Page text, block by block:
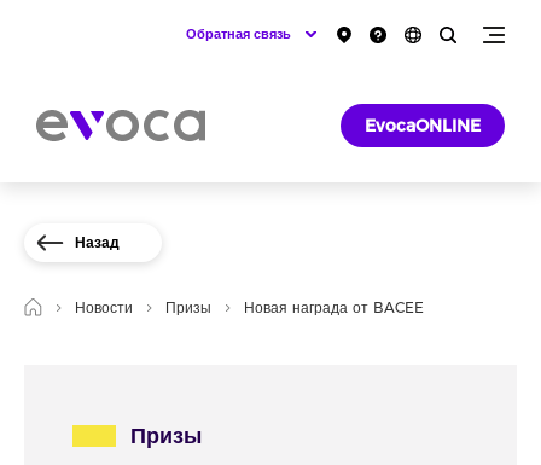
Обратная связь
EvocaONLINE
Назад
Новости Призы Новая награда от BACEE
Призы